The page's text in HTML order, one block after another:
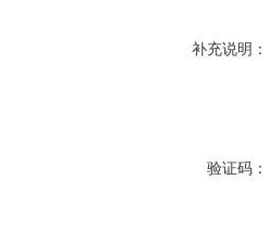
补充说明：
验证码：